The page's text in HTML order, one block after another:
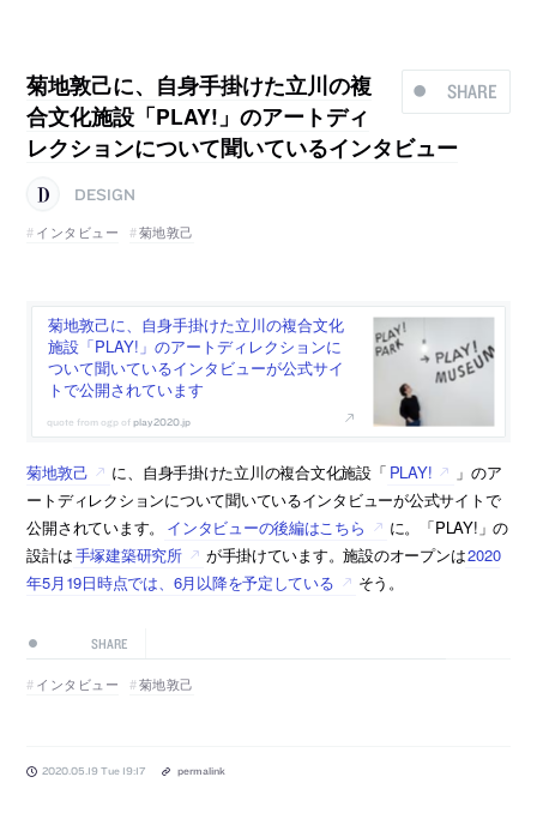
SHARE
菊地敦己に、自身手掛けた立川の複
合文化施設「PLAY!」のアートディ
レクションについて聞いているインタビュー
DESIGN
インタビュー
菊地敦己
菊地敦己に、自身手掛けた立川の複合文化
施設「PLAY!」のアートディレクションに
ついて聞いているインタビューが公式サイ
トで公開されています
play2020.jp
菊地敦己 に、自身手掛けた立川の複合文化施設「 PLAY!
」のア
ートディレクションについて聞いているインタビューが公式サイトで
公開されています。
インタビューの後編はこちら
に。「PLAY!」の
設計は手塚建築研究所 が手掛けています。施設のオープンは2020
年5月19日時点では、6月以降を予定している
そう。
SHARE
インタビュー 菊地敦己
2020.05.19 Tue 19:17 permalink